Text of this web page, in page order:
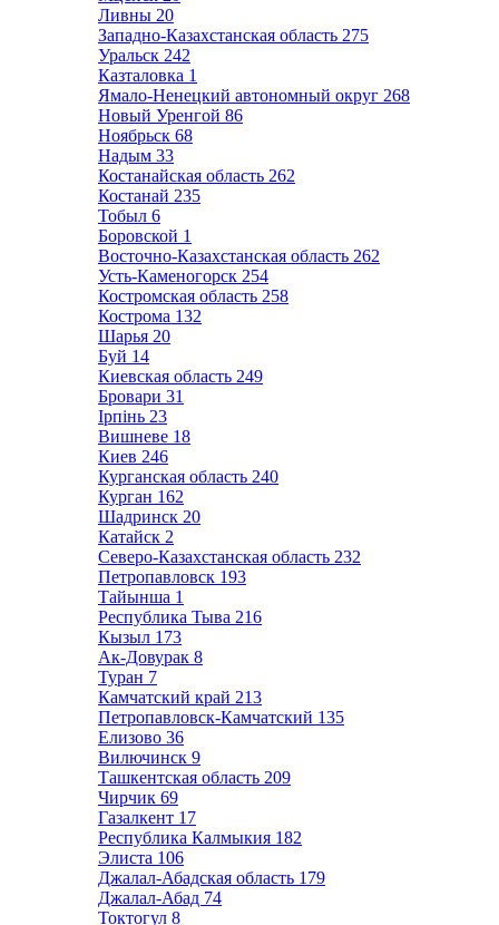
Ливны 20
Западно-Казахстанская область 275
Уральск 242
Казталовка 1
Ямало-Ненецкий автономный округ 268
Новый Уренгой 86
Ноябрьск 68
Надым 33
Костанайская область 262
Костанай 235
Тобыл 6
Боровской 1
Восточно-Казахстанская область 262
Усть-Каменогорск 254
Костромская область 258
Кострома 132
Шарья 20
Буй 14
Киевская область 249
Бровари 31
Ірпінь 23
Вишневе 18
Киев 246
Курганская область 240
Курган 162
Шадринск 20
Катайск 2
Северо-Казахстанская область 232
Петропавловск 193
Тайынша 1
Республика Тыва 216
Кызыл 173
Ак-Довурак 8
Туран 7
Камчатский край 213
Петропавловск-Камчатский 135
Елизово 36
Вилючинск 9
Ташкентская область 209
Чирчик 69
Газалкент 17
Республика Калмыкия 182
Элиста 106
Джалал-Абадская область 179
Джалал-Абад 74
Токтогул 8